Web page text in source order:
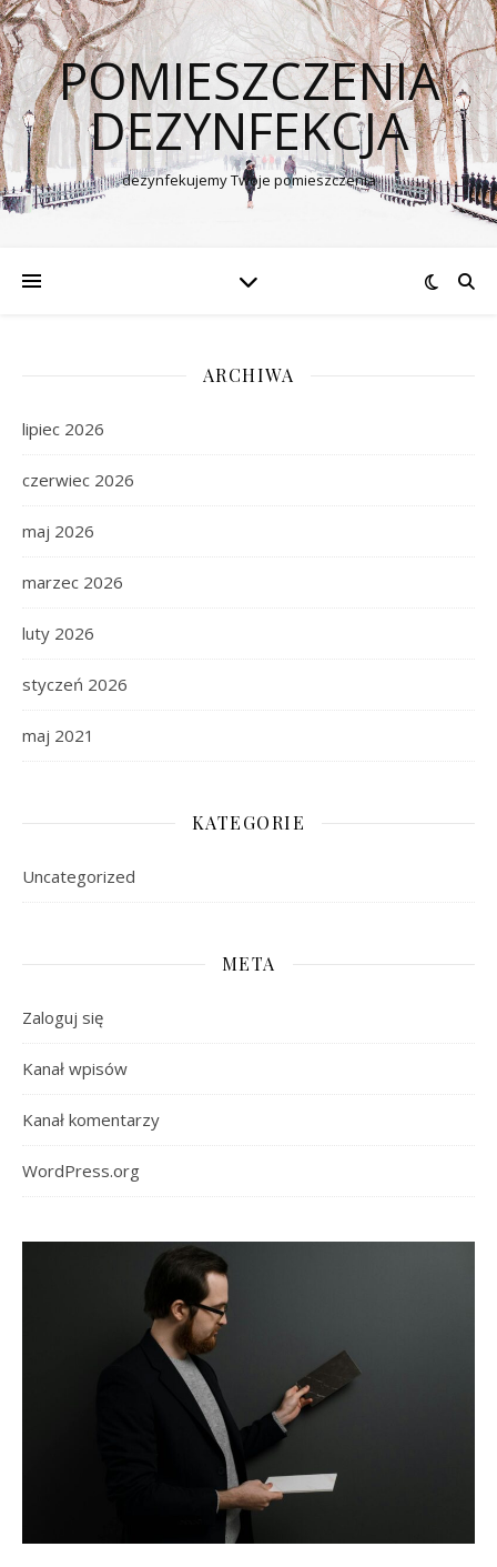
POMIESZCZENIA
DEZYNFEKCJA
dezynfekujemy Twoje pomieszczenia
ARCHIWA
lipiec 2026
czerwiec 2026
maj 2026
marzec 2026
luty 2026
styczeń 2026
maj 2021
KATEGORIE
Uncategorized
META
Zaloguj się
Kanał wpisów
Kanał komentarzy
WordPress.org